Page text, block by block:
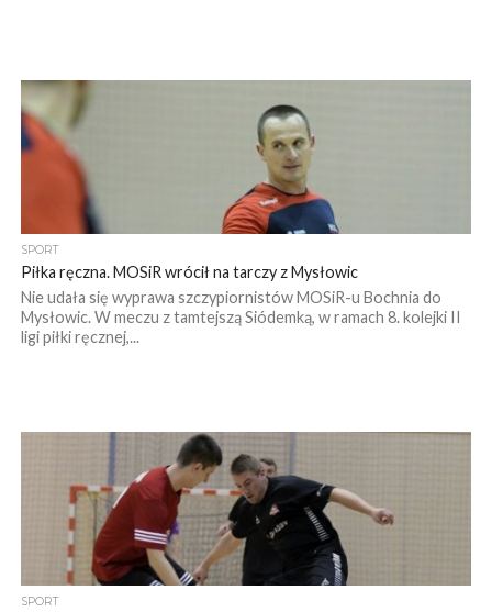
SPORT
Piłka ręczna. MOSiR wrócił na tarczy z Mysłowic
Nie udała się wyprawa szczypiornistów MOSiR-u Bochnia do
Mysłowic. W meczu z tamtejszą Siódemką, w ramach 8. kolejki II
ligi piłki ręcznej,...
SPORT